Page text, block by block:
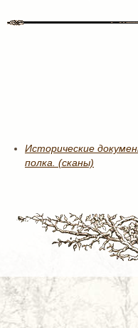
Исторические
полка. (сканы)